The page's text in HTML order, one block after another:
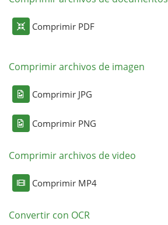
Comprimir PDF
Comprimir archivos de imagen
Comprimir JPG
Comprimir PNG
Comprimir archivos de video
Comprimir MP4
Convertir con OCR